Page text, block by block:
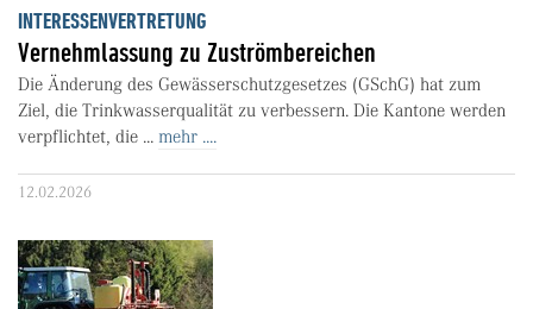
INTERESSENVERTRETUNG
Vernehmlassung zu Zuströmbereichen
Die Änderung des Gewässerschutzgesetzes (GSchG) hat zum
Ziel, die Trinkwasserqualität zu verbessern. Die Kantone werden
verpflichtet, die ... mehr ....
12.02.2026